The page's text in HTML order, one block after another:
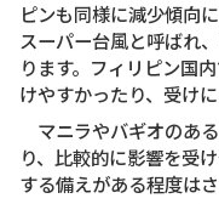
ピンも同様に減少傾向
スーパー台風と呼ばれ
ります。フィリピン国
けやすかったり、受け
マニラやバギオのあ
り、比較的に影響を受
する備えがある程度はさ